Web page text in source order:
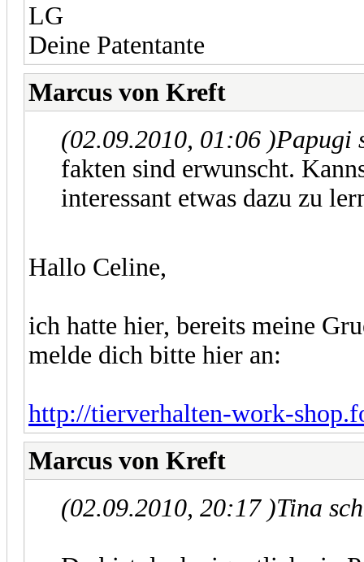
LG
Deine Patentante
Marcus von Kreft
(02.09.2010, 01:06 )Papugi
fakten sind erwunscht.
interessant etwas dazu zu
Hallo Celine,
ich hatte hier, bereits meine
melde dich bitte hier an:
http://tierverhalten-work-
Marcus von Kreft
(02.09.2010, 20:17 )Tina